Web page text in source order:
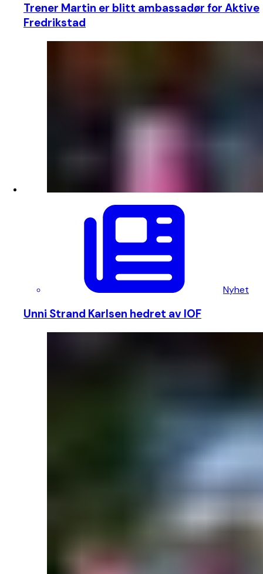
Trener Martin er blitt ambassadør for Aktive
Fredrikstad
Nyhet
Unni Strand Karlsen hedret av IOF